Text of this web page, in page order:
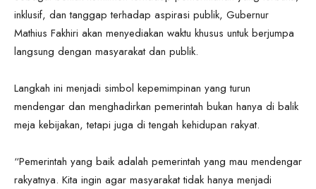
inklusif, dan tanggap terhadap aspirasi publik, Gubernur
Mathius Fakhiri akan menyediakan waktu khusus untuk berjumpa
langsung dengan masyarakat dan publik.
Langkah ini menjadi simbol kepemimpinan yang turun
mendengar dan menghadirkan pemerintah bukan hanya di balik
meja kebijakan, tetapi juga di tengah kehidupan rakyat.
“Pemerintah yang baik adalah pemerintah yang mau mendengar
rakyatnya. Kita ingin agar masyarakat tidak hanya menjadi